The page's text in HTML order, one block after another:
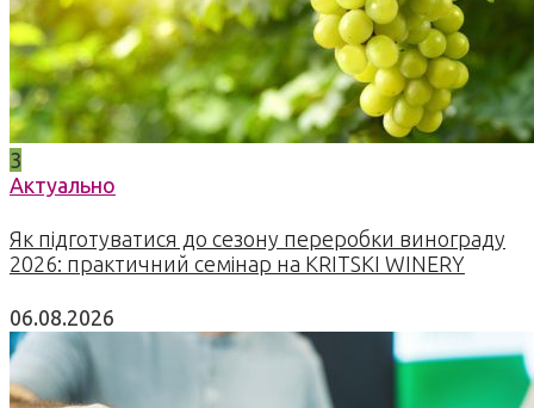
3
Актуально
Як підготуватися до сезону переробки винограду
2026: практичний семінар на KRITSKI WINERY
06.08.2026